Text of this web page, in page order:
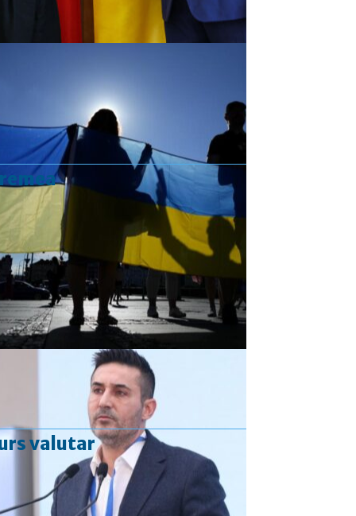
valutar
Curs valutar: 06 Aug 2026
EUR
: 5,2513 RON
+0,0024 ▲